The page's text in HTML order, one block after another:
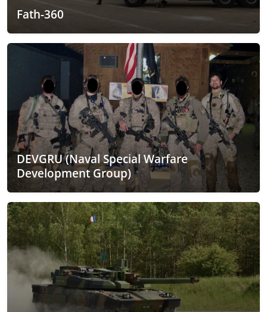
Fath-360
DEVGRU (Naval Special Warfare
Development Group)